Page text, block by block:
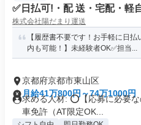
✅日払可!・配 送・宅配・軽
株式会社陽だまり運送
【履歴書不要です！お手軽に日
内も可能！】未経験者OK✅担当...
京都府京都市東山区
月給41万800円～74万1000円
求める人材: ⭕️【応募に必要
車免許（AT限定OK...